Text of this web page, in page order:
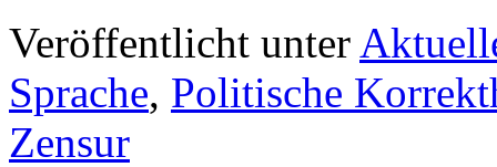
Veröffentlicht unter
Sprache, Politische
Zensur